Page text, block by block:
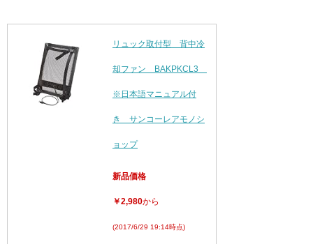
リュック取付型 背中冷
却ファン BAKPKCL3
※日本語マニュアル付
き サンコーレアモノシ
ョップ
新品価格
￥2,980から
(2017/6/29 19:14時点)